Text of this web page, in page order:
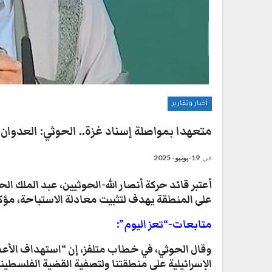
أخبار وتقارير
متعهدا بمواصلة إسناد غزة.. الحوثي:
في 19-يونيو- 2025
أعتبر قائد حركة أنصار الله-الحوثيين، عبد الملك
على المنطقة يهدف لتثبيت معادلة الاستباحة،
متابعات-“تعز اليوم”:
وقال الحوثي، في خطاب متلفز، إن “استهداف
الإسرائيلية على منطقتنا ولتصفية القضية